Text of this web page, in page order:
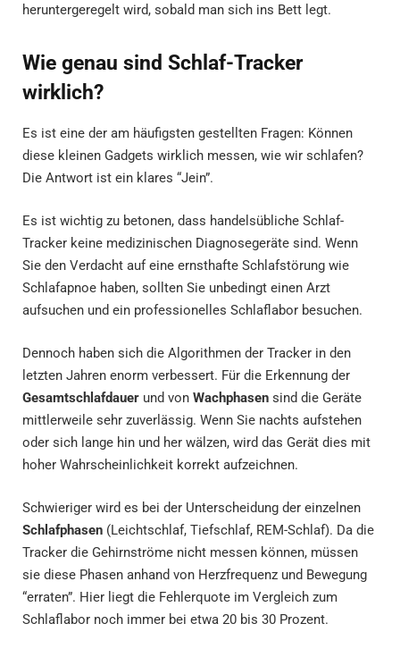
heruntergeregelt wird, sobald man sich ins Bett legt.
Wie genau sind Schlaf-Tracker
wirklich?
Es ist eine der am häufigsten gestellten Fragen: Können
diese kleinen Gadgets wirklich messen, wie wir schlafen?
Die Antwort ist ein klares “Jein”.
Es ist wichtig zu betonen, dass handelsübliche Schlaf-
Tracker keine medizinischen Diagnosegeräte sind. Wenn
Sie den Verdacht auf eine ernsthafte Schlafstörung wie
Schlafapnoe haben, sollten Sie unbedingt einen Arzt
aufsuchen und ein professionelles Schlaflabor besuchen.
Dennoch haben sich die Algorithmen der Tracker in den
letzten Jahren enorm verbessert. Für die Erkennung der
Gesamtschlafdauer und von Wachphasen sind die Geräte
mittlerweile sehr zuverlässig. Wenn Sie nachts aufstehen
oder sich lange hin und her wälzen, wird das Gerät dies mit
hoher Wahrscheinlichkeit korrekt aufzeichnen.
Schwieriger wird es bei der Unterscheidung der einzelnen
Schlafphasen (Leichtschlaf, Tiefschlaf, REM-Schlaf). Da die
Tracker die Gehirnströme nicht messen können, müssen
sie diese Phasen anhand von Herzfrequenz und Bewegung
“erraten”. Hier liegt die Fehlerquote im Vergleich zum
Schlaflabor noch immer bei etwa 20 bis 30 Prozent.